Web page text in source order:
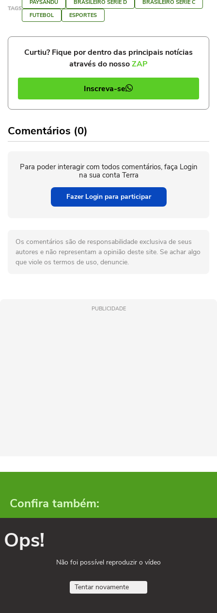
TAGS
PAYSANDU BRASILEIRO SÉRIE D
BRASILEIRO SÉRIE C
FUTEBOL
ESPORTES
Curtiu? Fique por dentro das principais notícias
através do nossoZAP
Inscreva-se
Comentários (0)
Para poder interagir com todos comentários, faça Login
na sua conta Terra
Fazer Login para participar
Os comentários são de responsabilidade exclusiva de seus
autores e não representam a opinião deste site. Se achar algo
que viole os termos de uso, denuncie.
PUBLICIDADE
Confira também:
Ops!
Não foi possível reproduzir o vídeo
Tentar novamente